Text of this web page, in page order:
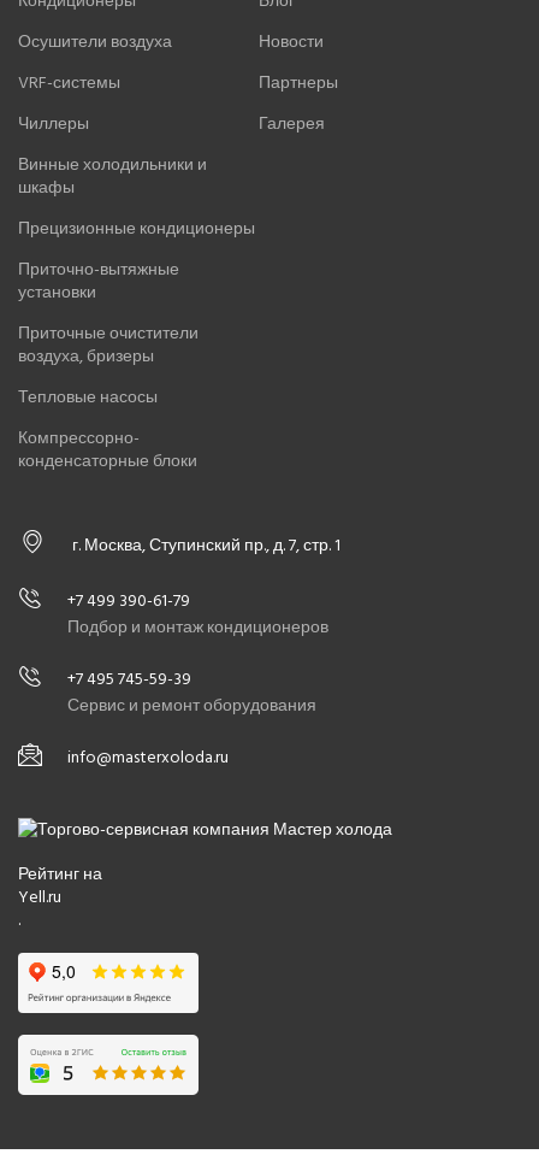
Осушители воздуха
VRF-системы
Чиллеры
Винные холодильники и
шкафы
Прецизионные кондиционеры
Приточно-вытяжные
установки
Приточные очистители
воздуха, бризеры
Тепловые насосы
Компрессорно-
конденсаторные блоки
Новости
Партнеры
Галерея
г. Москва, Ступинский пр., д. 7, стр. 1
+7 499 390-61-79
Подбор и монтаж кондиционеров
+7 495 745-59-39
Сервис и ремонт оборудования
info@masterxoloda.ru
Рейтинг на
Yell.ru
.